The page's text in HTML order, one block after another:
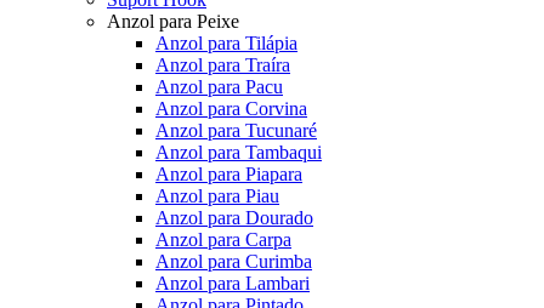
Anzol para Peixe
Anzol para Tilápia
Anzol para Traíra
Anzol para Pacu
Anzol para Corvina
Anzol para Tucunaré
Anzol para Tambaqui
Anzol para Piapara
Anzol para Piau
Anzol para Dourado
Anzol para Carpa
Anzol para Curimba
Anzol para Lambari